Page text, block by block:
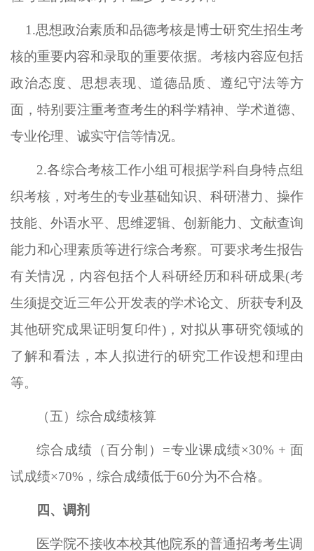
1.思想政治素质和品德考核是博士研究生招生考
核的重要内容和录取的重要依据。考核内容应包括
政治态度、思想表现、道德品质、遵纪守法等方
面，特别要注重考查考生的科学精神、学术道德、
专业伦理、诚实守信等情况。
2.各综合考核工作小组 可根据学科自身特点组
织考核，对考生的专业基础知识、科研潜力、操作
技能、外语水平、思维逻辑、创新能力、文献查询
能力和心理素质等进行综合考察。可要求考生报告
有关情况，内容包括个人科研经历和科研成果(考
生须提交近三年公开发表的学术论文、所获专利及
其他研究成果证明复印件)，对拟从事研究领域的
了解和看法，本人拟进行的研究工作设想和理由
等。
（五）综合成绩核算
综合成绩（百分制） =专业课成绩×30% + 面
试成绩×70%，综合成绩低于60分为不合格。
四、调剂
医学院不接收本校其他院系的普通招考考生调